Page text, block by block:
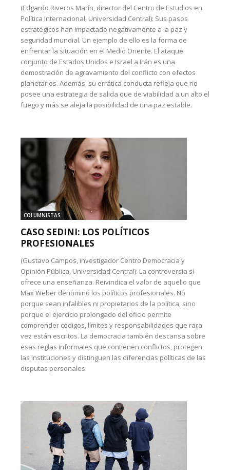
(Edgardo Riveros Marín, director del Centro de Estudios en
Política Internacional, Universidad Central): Sus pasos
estratégicos han impactado negativamente a la paz y
seguridad mundial. Un ejemplo de ello es la forma de
enfrentar la situación en el Medio Oriente. El ataque
conjunto de Estados Unidos e Israel a Irán es una
demostración de agravamiento del conflicto con efectos
planetarios. Además, su errática conducta refleja que no
posee una estrategia de salida que de viabilidad a un alto el
fuego y más se aleja la posibilidad de una paz estable.
COLUMNISTAS
CASO SEDINI: LOS POLÍTICOS
PROFESIONALES
(Gustavo Campos, investigador Centro Democracia y
Opinión Pública, Universidad Central): La controversia sí
ofrece una enseñanza. Reivindica el valor de aquello que
Max Weber denominó los políticos profesionales. No
porque sean infalibles ni propietarios de la política, sino
porque el ejercicio prolongado del oficio permite
comprender códigos, límites y responsabilidades que rara
vez están escritos. La democracia también descansa sobre
esas reglas informales que contienen conflictos, protegen
las instituciones y distinguen las diferencias políticas de las
disputas personales.